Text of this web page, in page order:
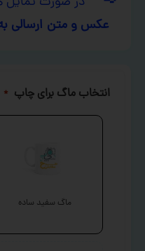
عکس و متن ارسالی
انتخاب ماگ برای چاپ *
ماگ سفید ساده